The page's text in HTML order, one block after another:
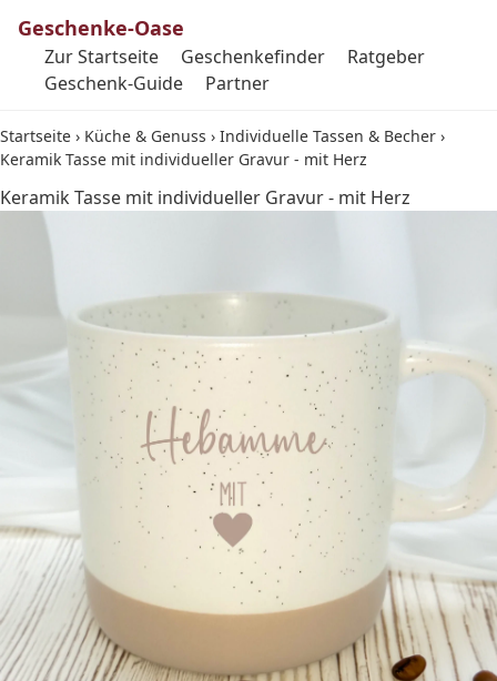
Geschenke-Oase
Zur Startseite Geschenkefinder
Ratgeber
Geschenk-Guide
Partner
Startseite › Küche & Genuss › Individuelle Tassen & Becher ›
Keramik Tasse mit individueller Gravur - mit Herz
Keramik Tasse mit individueller Gravur - mit Herz